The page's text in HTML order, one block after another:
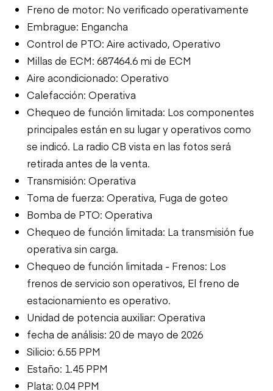
Freno de motor: No verificado operativamente
Embrague: Engancha
Control de PTO: Aire activado, Operativo
Millas de ECM: 687464.6 mi de ECM
Aire acondicionado: Operativo
Calefacción: Operativa
Chequeo de función limitada: Los componentes
principales están en su lugar y operativos como
se indicó. La radio CB vista en las fotos será
retirada antes de la venta.
Transmisión: Operativa
Toma de fuerza: Operativa, Fuga de goteo
Bomba de PTO: Operativa
Chequeo de función limitada: La transmisión fue
operativa sin carga.
Chequeo de función limitada - Frenos: Los
frenos de servicio son operativos, El freno de
estacionamiento es operativo.
Unidad de potencia auxiliar: Operativa
fecha de análisis: 20 de mayo de 2026
Silicio: 6.55 PPM
Estaño: 1.45 PPM
Plata: 0.04 PPM